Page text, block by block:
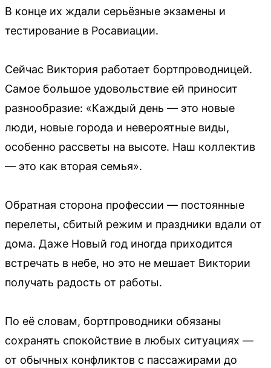
В конце их ждали серьёзные экзамены и
тестирование в Росавиации.
Сейчас Виктория работает бортпроводницей.
Самое большое удовольствие ей приносит
разнообразие: «Каждый день — это новые
люди, новые города и невероятные виды,
особенно рассветы на высоте. Наш коллектив
— это как вторая семья».
Обратная сторона профессии — постоянные
перелеты, сбитый режим и праздники вдали от
дома. Даже Новый год иногда приходится
встречать в небе, но это не мешает Виктории
получать радость от работы.
По её словам, бортпроводники обязаны
сохранять спокойствие в любых ситуациях —
от обычных конфликтов с пассажирами до